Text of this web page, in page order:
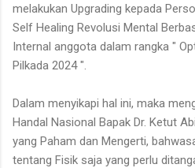
melakukan Upgrading kepada
Self Healing Revolusi Mental
Internal anggota dalam rangka "
Pilkada 2024 ".
Dalam menyikapi hal ini, maka
Handal Nasional Bapak Dr. Ketut
yang Paham dan Mengerti,
tentang Fisik saja yang perlu